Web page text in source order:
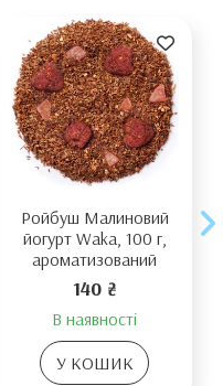
Ройбуш Малиновий
йогурт Waka, 100 г,
ароматизований
140 ₴
В наявності
У КОШИК